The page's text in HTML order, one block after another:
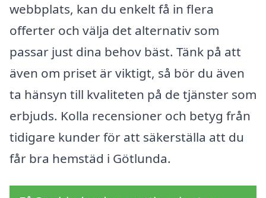
webbplats, kan du enkelt få in flera
offerter och välja det alternativ som
passar just dina behov bäst. Tänk på att
även om priset är viktigt, så bör du även
ta hänsyn till kvaliteten på de tjänster som
erbjuds. Kolla recensioner och betyg från
tidigare kunder för att säkerställa att du
får bra hemstäd i Götlunda.